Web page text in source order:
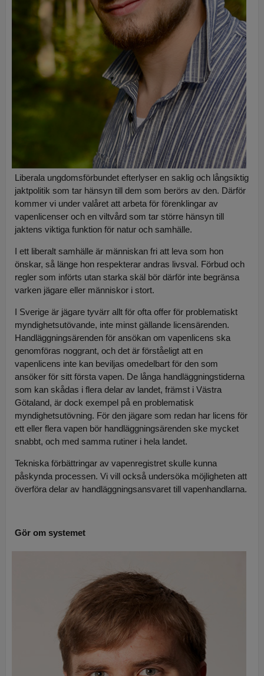
Liberala ungdomsförbundet efterlyser en saklig och långsiktig
jaktpolitik som tar hänsyn till dem som berörs av den. Därför
kommer vi under valåret att arbeta för förenklingar av
vapenlicenser och en viltvård som tar större hänsyn till
jaktens viktiga funktion för natur och samhälle.
I ett liberalt samhälle är människan fri att leva som hon
önskar, så länge hon respekterar andras livsval. Förbud och
regler som införts utan starka skäl bör därför inte begränsa
varken jägare eller människor i stort.
I Sverige är jägare tyvärr allt för ofta offer för problematiskt
myndighetsutövande, inte minst gällande licensärenden.
Handläggningsärenden för ansökan om vapenlicens ska
genomföras noggrant, och det är förståeligt att en
vapenlicens inte kan beviljas omedelbart för den som
ansöker för sitt första vapen. De långa handläggningstiderna
som kan skådas i flera delar av landet, främst i Västra
Götaland, är dock exempel på en problematisk
myndighetsutövning. För den jägare som redan har licens för
ett eller flera vapen bör handläggningsärenden ske mycket
snabbt, och med samma rutiner i hela landet.
Tekniska förbättringar av vapenregistret skulle kunna
påskynda processen. Vi vill också undersöka möjligheten att
överföra delar av handläggningsansvaret till vapenhandlarna.
Gör om systemet